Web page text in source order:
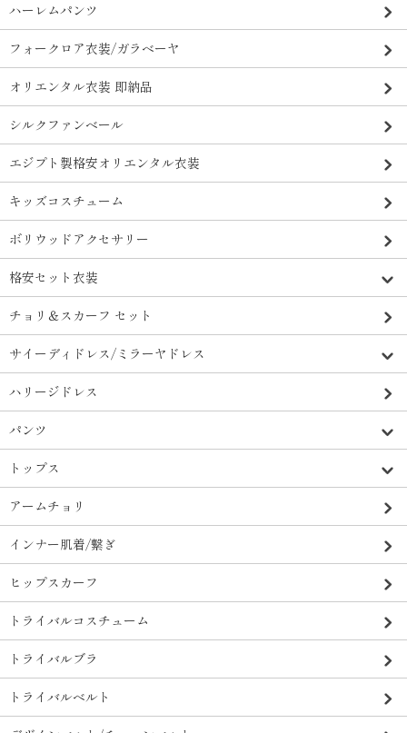
ハーレムパンツ
フォークロア衣装/ガラベーヤ
オリエンタル衣装 即納品
シルクファンベール
エジプト製格安オリエンタル衣装
キッズコスチューム
ボリウッドアクセサリー
格安セット衣装
チョリ＆スカーフ セット
サイーディドレス/ミラーヤドレス
ハリージドレス
パンツ
トップス
アームチョリ
インナー肌着/繋ぎ
ヒップスカーフ
トライバルコスチューム
トライバルブラ
トライバルベルト